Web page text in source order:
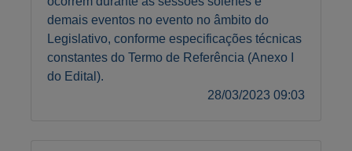
demais eventos no evento no âmbito do
Legislativo, conforme especificações técnicas
constantes do Termo de Referência (Anexo I
do Edital).
28/03/2023 09:03